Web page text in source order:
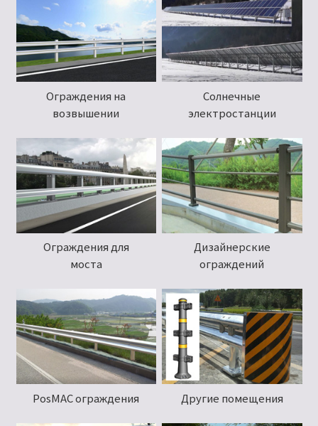
Ограждения на
возвышении
Солнечные
электростанции
Ограждения для
моста
Дизайнерские
ограждений
PosMAC ограждения Другие помещения